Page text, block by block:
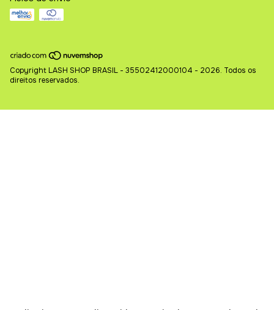
Copyright LASH SHOP BRASIL - 35502412000104 - 2026. Todos os
direitos reservados.